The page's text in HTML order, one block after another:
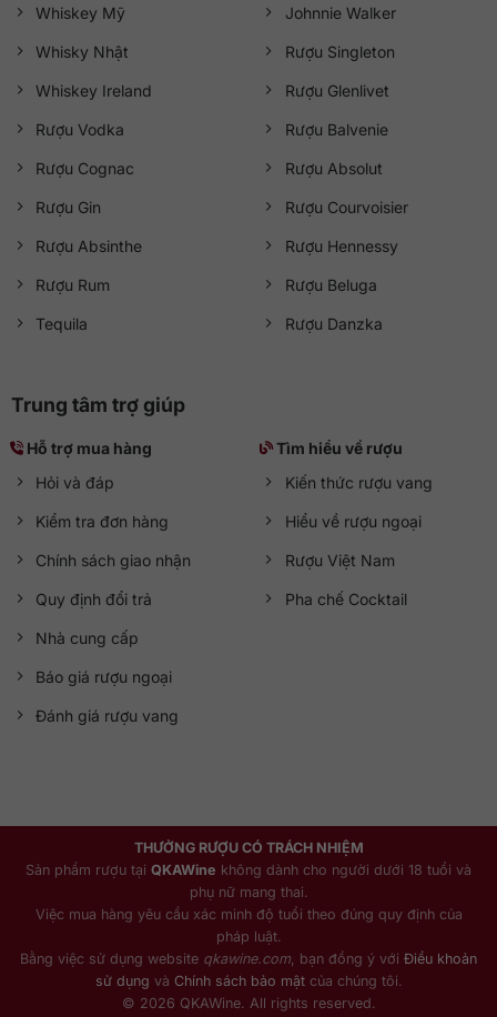
Whiskey Mỹ
Whisky Nhật
Whiskey Ireland
Rượu Vodka
Rượu Cognac
Rượu Gin
Rượu Absinthe
Rượu Rum
Tequila
Johnnie Walker
Rượu Singleton
Rượu Glenlivet
Rượu Balvenie
Rượu Absolut
Rượu Courvoisier
Rượu Hennessy
Rượu Beluga
Rượu Danzka
Trung tâm trợ giúp
Hỗ trợ mua hàng
Hỏi và đáp
Kiểm tra đơn hàng
Chính sách giao nhận
Quy định đổi trả
Nhà cung cấp
Báo giá rượu ngoại
Đánh giá rượu vang
Tìm hiểu về rượu
Kiến thức rượu vang
Hiểu về rượu ngoại
Rượu Việt Nam
Pha chế Cocktail
THƯỞNG RƯỢU CÓ TRÁCH NHIỆM
Sản phẩm rượu tại QKAWine không dành cho người dưới 18 tuổi và
phụ nữ mang thai.
Việc mua hàng yêu cầu xác minh độ tuổi theo đúng quy định của
pháp luật.
Bằng việc sử dụng website qkawine.com , bạn đồng ý với Điều khoản
sử dụng và Chính sách bảo mậtcủa chúng tôi.
© 2026 QKAWine. All rights reserved.